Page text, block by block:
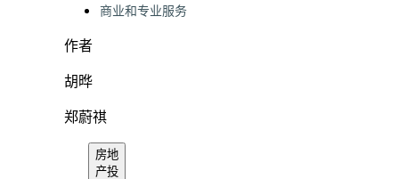
商业和专业服务
作者
胡晔
郑蔚祺
房地
产投